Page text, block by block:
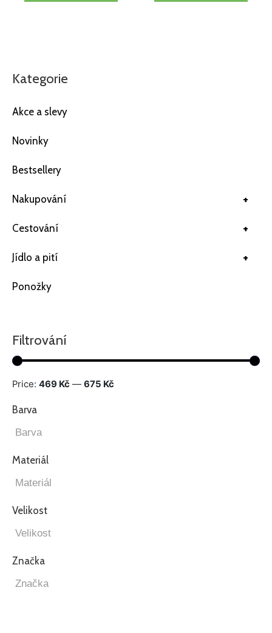
Kategorie
Akce a slevy
Novinky
Bestsellery
+
Nakupování
+
Cestování
+
Jídlo a pití
Ponožky
Filtrování
Price: 469 Kč — 675 Kč
Barva
Materiál
Velikost
Značka